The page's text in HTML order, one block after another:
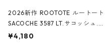
2026新作 ROOTOTE ルートート
SACOCHE 3587 LT.サコッシュ.ル
ミエ-B ショルダーバッグ グロスピ
¥4,180